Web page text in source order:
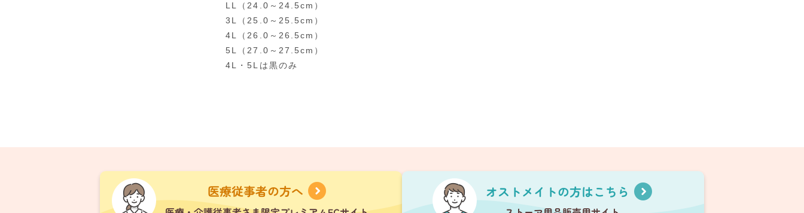
LL（24.0～24.5cm）
3L（25.0～25.5cm）
4L（26.0～26.5cm）
5L（27.0～27.5cm）
4L・5Lは黒のみ